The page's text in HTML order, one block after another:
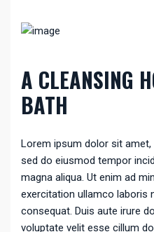
A CLEANSING
BATH
Lorem ipsum dolor sit
sed do eiusmod tempor
magna aliqua. Ut enim ad
exercitation ullamco laboris
consequat. Duis aute irure
voluptate velit esse cillum